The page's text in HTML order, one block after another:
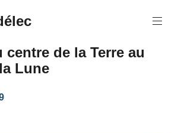
centre de la Terre au
Lune